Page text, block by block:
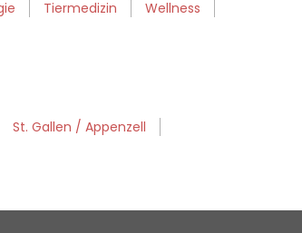
Tiermedizin
Wellness
St. Gallen / Appenzell